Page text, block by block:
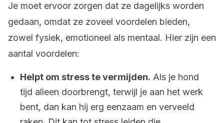
Je moet ervoor zorgen dat ze dagelijks worden
gedaan, omdat ze zoveel voordelen bieden,
zowel fysiek, emotioneel als mentaal. Hier zijn een
aantal voordelen:
Helpt om stress te vermijden. Als je hond
tijd alleen doorbrengt, terwijl je aan het werk
bent, dan kan hij erg eenzaam en verveeld